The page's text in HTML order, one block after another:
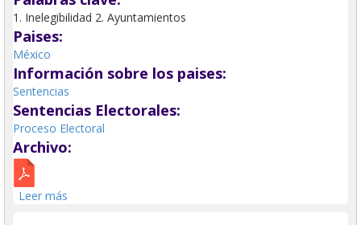
1. Inelegibilidad 2. Ayuntamientos
Paises:
México
Información sobre los paises:
Sentencias
Sentencias Electorales:
Proceso Electoral
Archivo:
Leer más